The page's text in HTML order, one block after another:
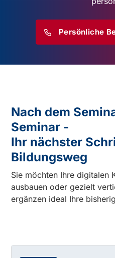
Persönliche
Nach dem
Seminar -
Ihr nächster
Bildungsweg
Sie möchten Ihre digitalen
ausbauen oder gezielt
ergänzen ideal Ihre